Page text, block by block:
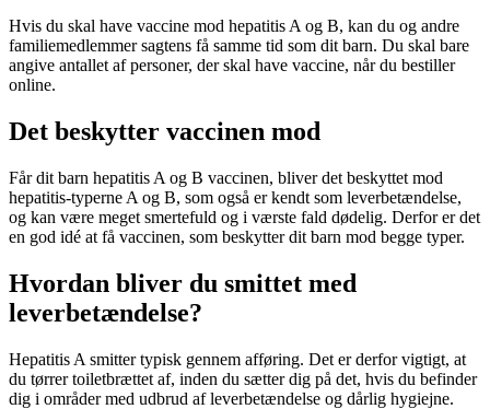
Hvis du skal have vaccine mod hepatitis A og B, kan du og andre
familiemedlemmer sagtens få samme tid som dit barn. Du skal bare
angive antallet af personer, der skal have vaccine, når du bestiller
online.
Det beskytter vaccinen mod
Får dit barn hepatitis A og B vaccinen, bliver det beskyttet mod
hepatitis-typerne A og B, som også er kendt som leverbetændelse,
og kan være meget smertefuld og i værste fald dødelig. Derfor er det
en god idé at få vaccinen, som beskytter dit barn mod begge typer.
Hvordan bliver du smittet med
leverbetændelse?
Hepatitis A smitter typisk gennem afføring. Det er derfor vigtigt, at
du tørrer toiletbrættet af, inden du sætter dig på det, hvis du befinder
dig i områder med udbrud af leverbetændelse og dårlig hygiejne.